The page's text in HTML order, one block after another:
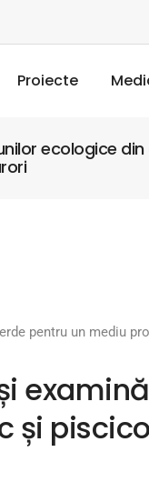
Proiecte
ecologice
pentru un mediu
și